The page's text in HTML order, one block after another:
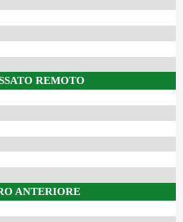
REMOTO
ANTERIORE